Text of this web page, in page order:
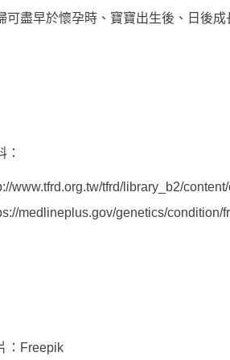
可盡早於懷孕時、寶寶出生後、日後
：
www.tfrd.org.tw/tfrd/library_b2/
medlineplus.gov/genetics/condition/
：Freepik